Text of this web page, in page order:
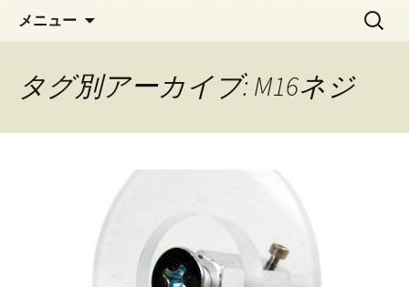
メニュー
ン
ツ
検
タグ別アーカイブ: M16ネジ